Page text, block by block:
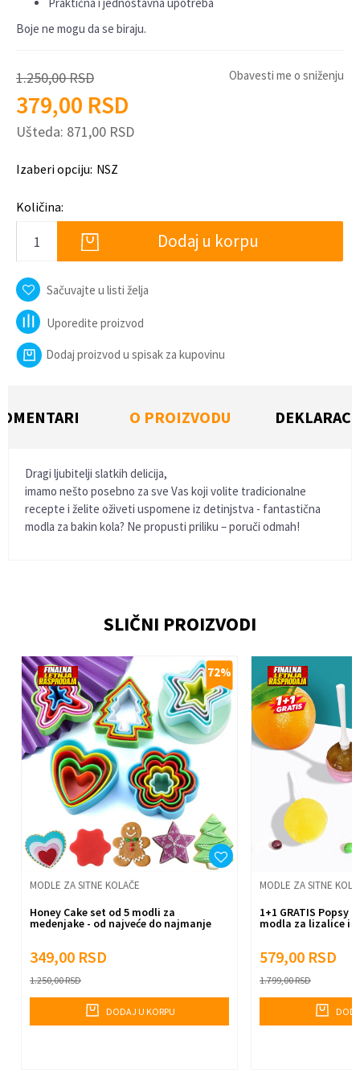
Praktična i jednostavna upotreba
Boje ne mogu da se biraju.
1.250,00RSD
379,00 RSD
Ušteda: 871,00 RSD
Obavesti me o sniženju
Izaberi opciju: NSZ
Količina:
Dodaj u korpu
Sačuvajte u listi želja
Uporedite proizvod
Dodaj proizvod u spisak za kupovinu
O PROIZVODU
Dragi ljubitelji slatkih delicija,
imamo nešto posebno za sve Vas koji volite tradicionalne
recepte i želite oživeti uspomene iz detinjstva - fantastična
modla za bakin kola? Ne propusti priliku – poruči odmah!
Poruka
Anti-spam zaštita - izračunajte koliko je 9 - 4 :
SLIČNI PROIZVODI
72%
MODLE ZA SITNE KOLAČE
Honey Cake set od 5 modli za
medenjake - od najveće do najmanje
349,00 RSD
1.250,00RSD
DODAJ U KORPU
MODLE ZA SITNE
1+1 GRATIS Popsy
modla za lizalice i
579,00 RSD
1.799,00RSD